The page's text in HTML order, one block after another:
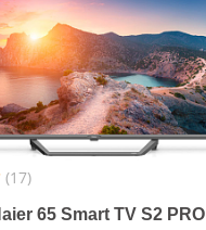
(17)
65 Smart TV S2 PRO